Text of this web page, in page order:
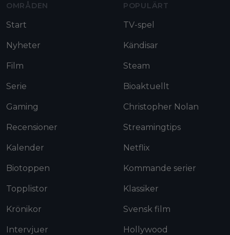
OMRÅDEN
Start
Nyheter
Film
Serie
Gaming
Recensioner
Kalender
Biotoppen
Topplistor
Krönikor
Intervjuer
POPULÄRT
TV-spel
Kändisar
Steam
Bioaktuellt
Christopher Nolan
Streamingtips
Netflix
Kommande serier
Klassiker
Svensk film
Hollywood